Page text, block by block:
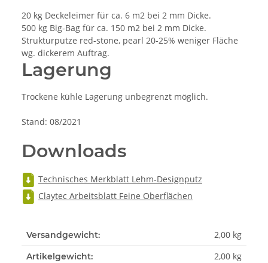
20 kg Deckeleimer für ca. 6 m2 bei 2 mm Dicke.
500 kg Big-Bag für ca. 150 m2 bei 2 mm Dicke.
Strukturputze red-stone, pearl 20-25% weniger Fläche
wg. dickerem Auftrag.
Lagerung
Trockene kühle Lagerung unbegrenzt möglich.
Stand: 08/2021
Downloads
Technisches Merkblatt Lehm-Designputz
Claytec Arbeitsblatt Feine Oberflächen
Versandgewicht: 2,00 kg
Artikelgewicht: 2,00 kg